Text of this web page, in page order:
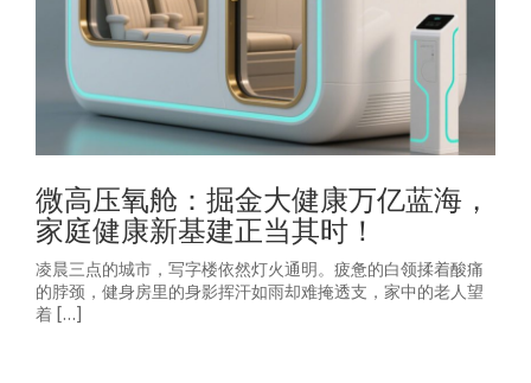
微高压氧舱：掘金大健康万亿蓝海，
家庭健康新基建正当其时！
凌晨三点的城市，写字楼依然灯火通明。疲惫的白领揉着酸痛
的脖颈，健身房里的身影挥汗如雨却难掩透支，家中的老人望
着 […]